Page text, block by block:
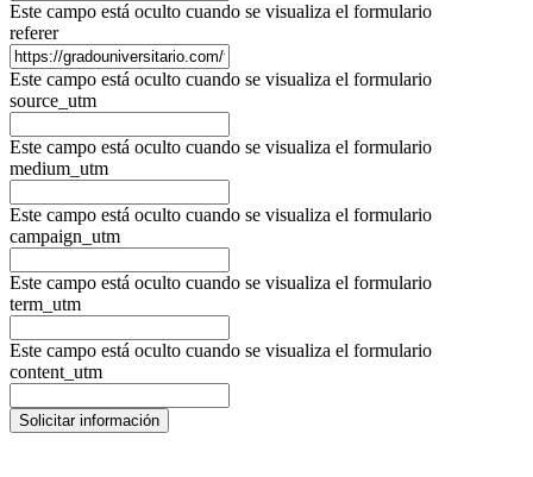
Este campo está oculto cuando se visualiza el formulario
referer
Este campo está oculto cuando se visualiza el formulario
source_utm
Este campo está oculto cuando se visualiza el formulario
medium_utm
Este campo está oculto cuando se visualiza el formulario
campaign_utm
Este campo está oculto cuando se visualiza el formulario
term_utm
Este campo está oculto cuando se visualiza el formulario
content_utm